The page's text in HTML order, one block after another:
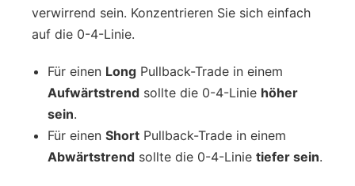
verwirrend sein. Konzentrieren Sie sich einfach
auf die 0-4-Linie.
Für einen Long Pullback-Trade in einem
Aufwärtstrend sollte die 0-4-Linie höher
sein.
Für einen Short Pullback-Trade in einem
Abwärtstrend sollte die 0-4-Linie tiefer sein.